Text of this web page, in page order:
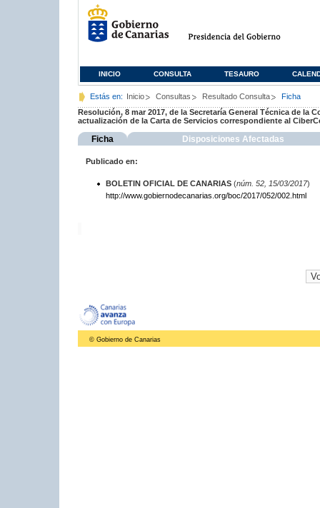
INICIO CONSULTA TESAURO
Estás en: Inicio Consultas Resultado Consulta
Ficha
Resolución, 8 mar 2017, de la Secretaría General Técnica de la
actualización de la Carta de Servicios correspondiente al
Ficha Disposiciones Afectadas
Publicado en:
BOLETIN OFICIAL DE CANARIAS(núm. 52, 15/03/2017)
http://www.gobiernodecanarias.org/boc/2017/052/002.html
© Gobierno de Canarias